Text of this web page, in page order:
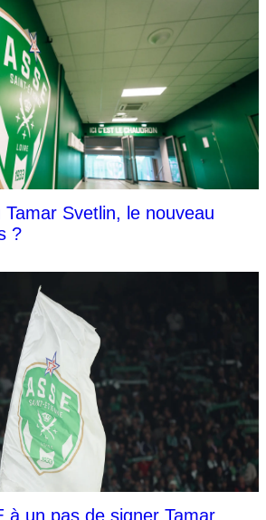
Svetlin, le nouveau
?
à un pas de signer Tamar